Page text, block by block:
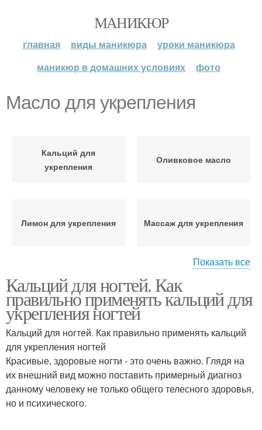
МАНИКЮР
главная виды маникюра
уроки маникюра
маникюр в домашних условиях
фото
Масло для укрепления
Кальций для
укрепления
Оливковое масло
Лимон для укрепления Массаж для укрепления
Соль для укрепления
Показать все
Кальций для ногтей. Как
правильно применять кальций для
укрепления ногтей
Кальций для ногтей. Как правильно применять кальций
для укрепления ногтей
Красивые, здоровые ногти - это очень важно. Глядя на
их внешний вид можно поставить примерный диагноз
данному человеку не только общего телесного здоровья,
но и психического.